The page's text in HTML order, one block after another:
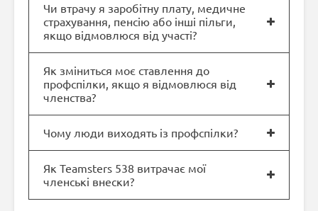
Чи втрачу я заробітну плату, медичне
страхування, пенсію або інші пільги,
якщо відмовлюся від участі?
Як зміниться моє ставлення до
профспілки, якщо я відмовлюся від
членства?
Чому люди виходять із профспілки?
Як Teamsters 538 витрачає мої
членські внески?